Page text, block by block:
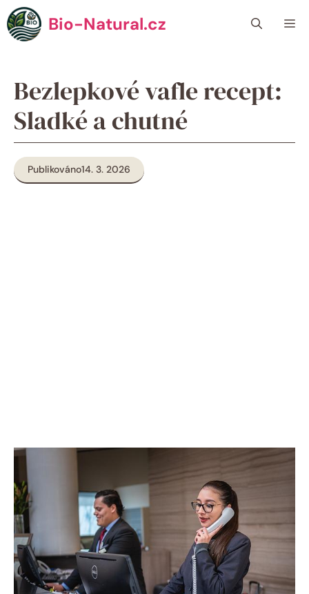
Přeskočit
na
obsah
Bio-Natural.cz
Bezlepkové vafle recept:
Sladké a chutné
Publikováno14. 3. 2026